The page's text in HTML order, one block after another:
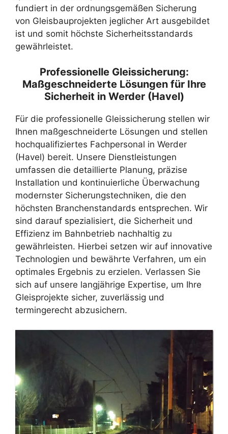
fundiert in der ordnungsgemäßen Sicherung
von Gleisbauprojekten jeglicher Art ausgebildet
ist und somit höchste Sicherheitsstandards
gewährleistet.
Professionelle Gleissicherung:
Maßgeschneiderte Lösungen für Ihre
Sicherheit in Werder (Havel)
Für die professionelle Gleissicherung stellen wir
Ihnen maßgeschneiderte Lösungen und stellen
hochqualifiziertes Fachpersonal in Werder
(Havel) bereit. Unsere Dienstleistungen
umfassen die detaillierte Planung, präzise
Installation und kontinuierliche Überwachung
modernster Sicherungstechniken, die den
höchsten Branchenstandards entsprechen. Wir
sind darauf spezialisiert, die Sicherheit und
Effizienz im Bahnbetrieb nachhaltig zu
gewährleisten. Hierbei setzen wir auf innovative
Technologien und bewährte Verfahren, um ein
optimales Ergebnis zu erzielen. Verlassen Sie
sich auf unsere langjährige Expertise, um Ihre
Gleisprojekte sicher, zuverlässig und
termingerecht abzusichern.